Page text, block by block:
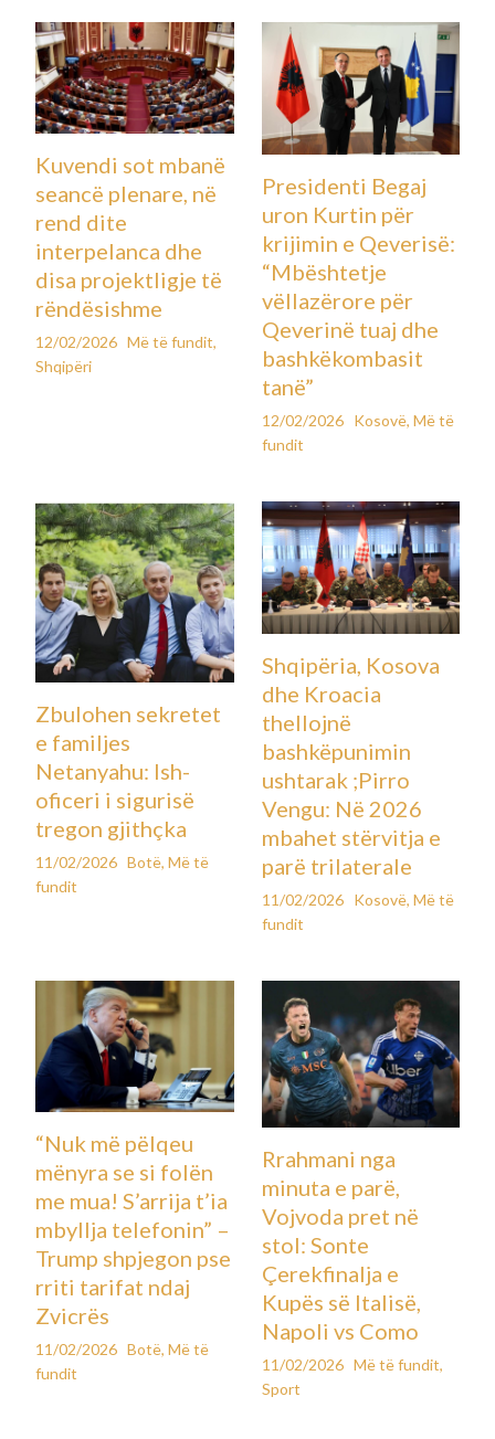
Kuvendi sot mbanë
seancë plenare, në
rend dite
interpelanca dhe
disa projektligje të
rëndësishme
12/02/2026 Më të fundit,
Shqipëri
Presidenti Begaj
uron Kurtin për
krijimin e Qeverisë:
“Mbështetje
vëllazërore për
Qeverinë tuaj dhe
bashkëkombasit
tanë”
12/02/2026 Kosovë, Më të
fundit
Zbulohen sekretet
e familjes
Netanyahu: Ish-
oficeri i sigurisë
tregon gjithçka
11/02/2026 Botë,Më të
fundit
Shqipëria, Kosova
dhe Kroacia
thellojnë
bashkëpunimin
ushtarak ;Pirro
Vengu: Në 2026
mbahet stërvitja e
parë trilaterale
11/02/2026 Kosovë, Më të
fundit
“Nuk më pëlqeu
mënyra se si folën
me mua! S’arrija t’ia
mbyllja telefonin” –
Trump shpjegon pse
rriti tarifat ndaj
Zvicrës
11/02/2026 Botë,Më të
fundit
Rrahmani nga
minuta e parë,
Vojvoda pret në
stol: Sonte
Çerekfinalja e
Kupës së Italisë,
Napoli vs Como
11/02/2026 Më të fundit,
Sport